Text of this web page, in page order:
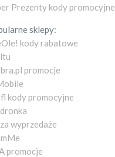
Prezenty kody promocyjne
sklepy:
kody rabatowe
promocje
kody promocyjne
wyprzedaże
promocje